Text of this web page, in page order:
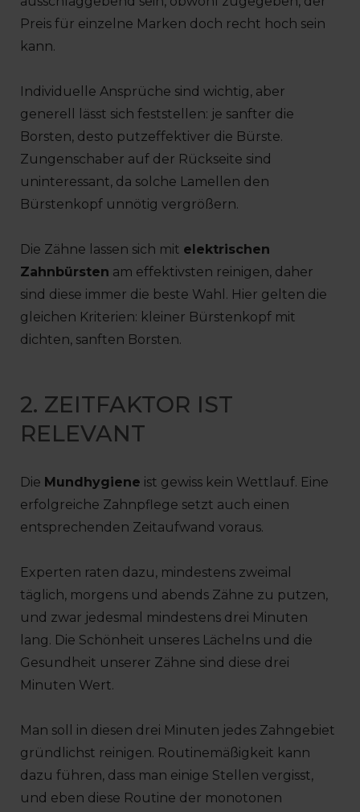
Preis für einzelne Marken doch recht hoch sein
kann.
Individuelle Ansprüche sind wichtig, aber
generell lässt sich feststellen: je sanfter die
Borsten, desto putzeffektiver die Bürste.
Zungenschaber auf der Rückseite sind
uninteressant, da solche Lamellen den
Bürstenkopf unnötig vergrößern.
Die Zähne lassen sich mit elektrischen
Zahnbürsten am effektivsten reinigen, daher
sind diese immer die beste Wahl. Hier gelten die
gleichen Kriterien: kleiner Bürstenkopf mit
dichten, sanften Borsten.
2. ZEITFAKTOR IST
RELEVANT
Die Mundhygiene ist gewiss kein Wettlauf. Eine
erfolgreiche Zahnpflege setzt auch einen
entsprechenden Zeitaufwand voraus.
Experten raten dazu, mindestens zweimal
täglich, morgens und abends Zähne zu putzen,
und zwar jedesmal mindestens drei Minuten
lang. Die Schönheit unseres Lächelns und die
Gesundheit unserer Zähne sind diese drei
Minuten Wert.
Man soll in diesen drei Minuten jedes Zahngebiet
gründlichst reinigen. Routinemäßigkeit kann
dazu führen, dass man einige Stellen vergisst,
und eben diese Routine der monotonen